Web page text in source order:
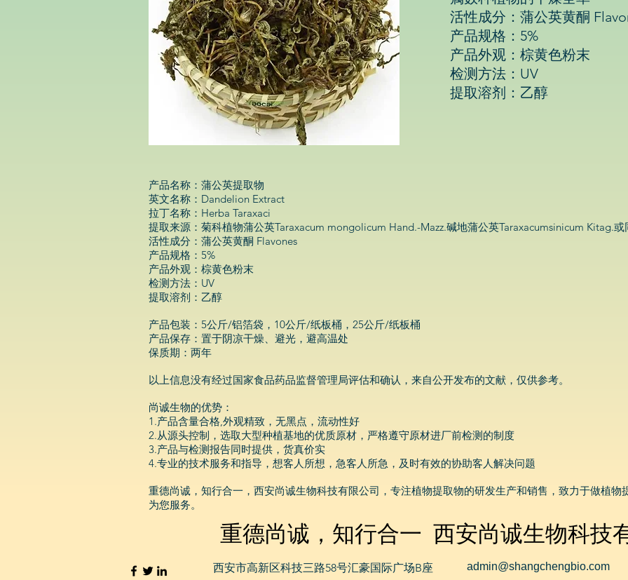
活性成分：蒲公英黄酮
产品规格：5%
产品外观：棕黄色粉末
检测方法：UV
提取溶剂：乙醇
产品名称：蒲公英提取物
英文名称：Dandelion Extract
拉丁名称：Herba Taraxaci
提取来源：菊科植物蒲公英Taraxacum mongolicum Hand.-Mazz.碱地蒲公英Taraxacumsinicum Kitag.
活性成分：蒲公英黄酮 Flavones
产品规格：5%
产品外观：棕黄色粉末
检测方法：UV
提取溶剂：乙醇
产品包装：5公斤/铝箔袋，10公斤/纸板桶，25公斤/纸板桶
产品保存：置于阴凉干燥、避光，避高温处
保质期：两年
以上信息没有经过国家食品药品监督管理局评估和确认，来自公开发布的文献，仅供参考。
尚诚生物的优势：
1.产品含量合格,外观精致，无黑点，流动性好
2.从源头控制，选取大型种植基地的优质原材，严格遵守原材进厂前检测的制度
3.产品与检测报告同时提供，货真价实
4.专业的技术服务和指导，想客人所想，急客人所急，及时有效的协助客人解决问题
重德尚诚，知行合一，西安尚诚生物科技有限公司，专注植物提取物的研发生产和销售，致力于做植物
为您服务。
重德尚诚，知行合一 西安尚诚生物科技
admin@shangchengbio.com
西安市高新区科技三路58号汇豪国际广场B座